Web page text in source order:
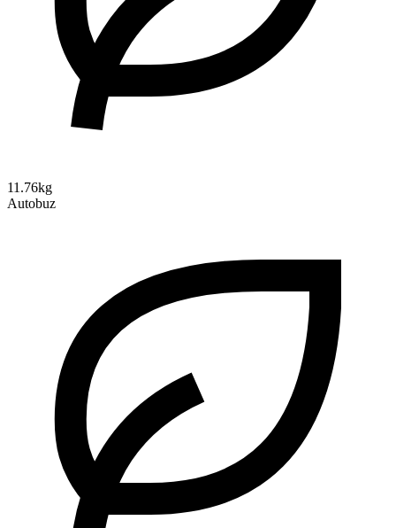
11.76kg
Autobuz